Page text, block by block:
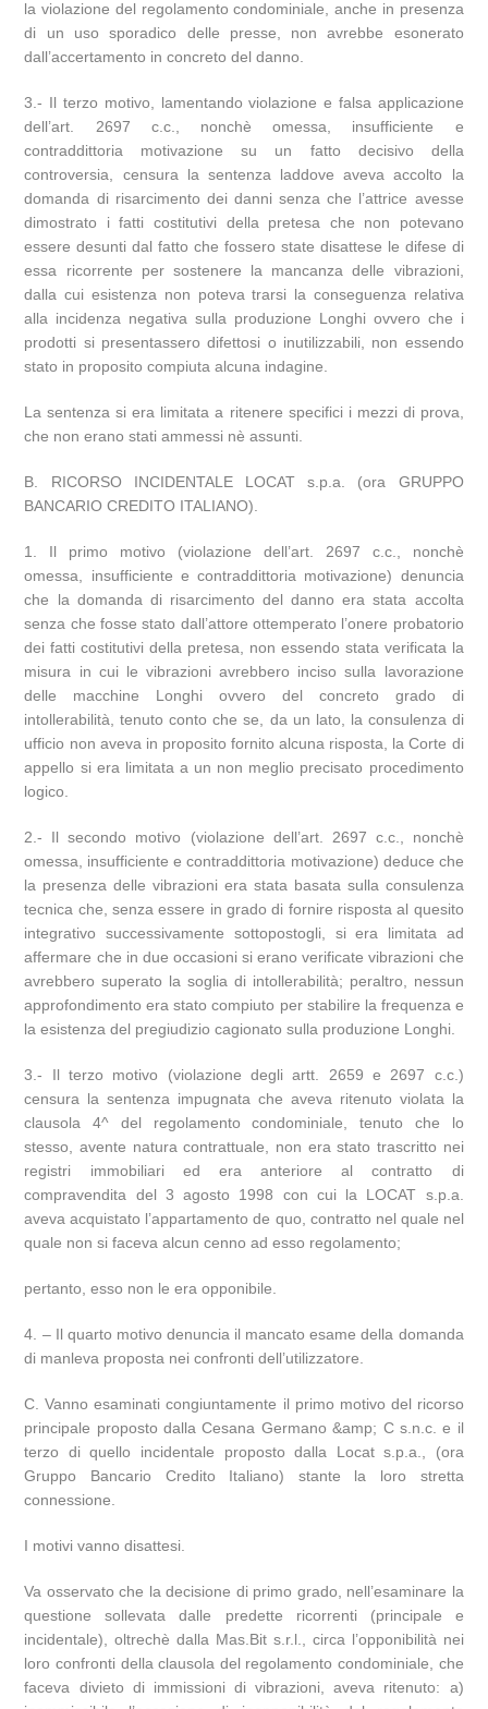
la violazione del regolamento condominiale, anche in presenza
di un uso sporadico delle presse, non avrebbe esonerato
dall’accertamento in concreto del danno.
3.- Il terzo motivo, lamentando violazione e falsa applicazione
dell’art. 2697 c.c., nonchè omessa, insufficiente e
contraddittoria motivazione su un fatto decisivo della
controversia, censura la sentenza laddove aveva accolto la
domanda di risarcimento dei danni senza che l’attrice avesse
dimostrato i fatti costitutivi della pretesa che non potevano
essere desunti dal fatto che fossero state disattese le difese di
essa ricorrente per sostenere la mancanza delle vibrazioni,
dalla cui esistenza non poteva trarsi la conseguenza relativa
alla incidenza negativa sulla produzione Longhi ovvero che i
prodotti si presentassero difettosi o inutilizzabili, non essendo
stato in proposito compiuta alcuna indagine.
La sentenza si era limitata a ritenere specifici i mezzi di prova,
che non erano stati ammessi nè assunti.
B. RICORSO INCIDENTALE LOCAT s.p.a. (ora GRUPPO
BANCARIO CREDITO ITALIANO).
1. Il primo motivo (violazione dell’art. 2697 c.c., nonchè
omessa, insufficiente e contraddittoria motivazione) denuncia
che la domanda di risarcimento del danno era stata accolta
senza che fosse stato dall’attore ottemperato l’onere probatorio
dei fatti costitutivi della pretesa, non essendo stata verificata la
misura in cui le vibrazioni avrebbero inciso sulla lavorazione
delle macchine Longhi ovvero del concreto grado di
intollerabilità, tenuto conto che se, da un lato, la consulenza di
ufficio non aveva in proposito fornito alcuna risposta, la Corte di
appello si era limitata a un non meglio precisato procedimento
logico.
2.- Il secondo motivo (violazione dell’art. 2697 c.c., nonchè
omessa, insufficiente e contraddittoria motivazione) deduce che
la presenza delle vibrazioni era stata basata sulla consulenza
tecnica che, senza essere in grado di fornire risposta al quesito
integrativo successivamente sottopostogli, si era limitata ad
affermare che in due occasioni si erano verificate vibrazioni che
avrebbero superato la soglia di intollerabilità; peraltro, nessun
approfondimento era stato compiuto per stabilire la frequenza e
la esistenza del pregiudizio cagionato sulla produzione Longhi.
3.- Il terzo motivo (violazione degli artt. 2659 e 2697 c.c.)
censura la sentenza impugnata che aveva ritenuto violata la
clausola 4^ del regolamento condominiale, tenuto che lo
stesso, avente natura contrattuale, non era stato trascritto nei
registri immobiliari ed era anteriore al contratto di
compravendita del 3 agosto 1998 con cui la LOCAT s.p.a.
aveva acquistato l’appartamento de quo, contratto nel quale nel
quale non si faceva alcun cenno ad esso regolamento;
pertanto, esso non le era opponibile.
4. – Il quarto motivo denuncia il mancato esame della domanda
di manleva proposta nei confronti dell’utilizzatore.
C. Vanno esaminati congiuntamente il primo motivo del ricorso
principale proposto dalla Cesana Germano &amp; C s.n.c. e il
terzo di quello incidentale proposto dalla Locat s.p.a., (ora
Gruppo Bancario Credito Italiano) stante la loro stretta
connessione.
I motivi vanno disattesi.
Va osservato che la decisione di primo grado, nell’esaminare la
questione sollevata dalle predette ricorrenti (principale e
incidentale), oltrechè dalla Mas.Bit s.r.l., circa l’opponibilità nei
loro confronti della clausola del regolamento condominiale, che
faceva divieto di immissioni di vibrazioni, aveva ritenuto: a)